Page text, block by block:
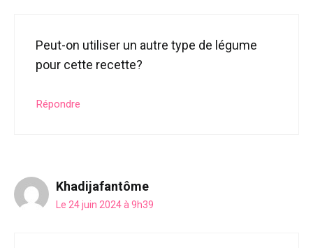
Peut-on utiliser un autre type de légume
pour cette recette?
Répondre
Khadijafantôme
Le 24 juin 2024 à 9h39